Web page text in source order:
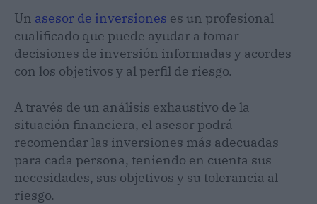
Un asesor de inversiones es un profesional
cualificado que puede ayudar a tomar
decisiones de inversión informadas y acordes
con los objetivos y al perfil de riesgo.
A través de un análisis exhaustivo de la
situación financiera, el asesor podrá
recomendar las inversiones más adecuadas
para cada persona, teniendo en cuenta sus
necesidades, sus objetivos y su tolerancia al
riesgo.